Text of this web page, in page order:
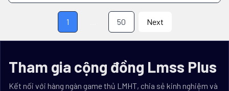
1 50 Next
Tham gia cộng đồng Lmss Plus
Kết nối với hàng ngàn game thủ LMHT, chia sẻ kinh nghiệm và